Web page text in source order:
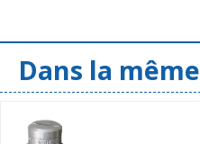
Dans la